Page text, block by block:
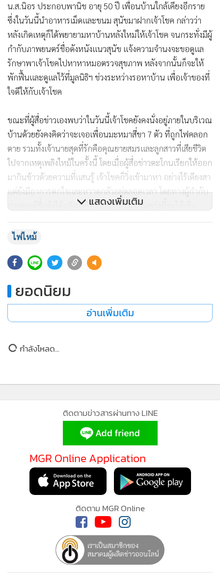
น.ส.นิอร ประกอบพานิช อายุ 50 ปี เพื่อนบ้านใกล้เคียงอีกราย
ซึ่งในวันนี้นำอาหารเม็ดและขนม สุนัขมาฝากเจ้าโชค กล่าวว่า
หลังเกิดเหตุก็ได้พยายามหาบ้านหลังใหม่ให้เจ้าโชค จนกระทั่งมีผู้
กำกับภาพยนตร์ชื่อดังหนังแนวสุนัข แจ้งความจำนงจะขอดูแล
รักษาพาเจ้าโชคไปหาหาหมอตรวจสุขภาพ หลังจากนั้นก็จะให้
พักฟื้นและดูแลไว้ที่มูลนิธิฯ ช่วงระหว่างรอหาบ้าน เพื่อเจ้าของที่
ใจดีให้กับเจ้าโชค
ขณะที่ผู้สื่อข่าวเองพบว่าในวันนี้เจ้าโชคยังคงนั่งอยู่ภายในบริเวณ
บ้านด้วยยังคงคิดว่าจะเจอเพื่อนมะหมาสี่ขา 7 ตัว ที่ถูกไฟคลอก
ตาย รวมทั้งเจ้านายสุดที่รักคือคุณยายสมรและลูกสาวที่เสียชีวิต
ไปจากเหตุเพลิงไหม้ในครั้งนี้ โดยเมื่อผู้สื่อข่าวตะโกนเรียกให้ออก
มากินข้าวด้วยความที่แสนรู้ เจ้าโชคก็วิ่งเข้ามาหา อย่างไร้เดียงสา
แต่ยังมีอาการตกใจและหวาดกลัวอยู่ตลอดเวลา โดยทางผู้กำกับ
ภาพยนต์ชื่อดังได้แจ้งมายังน.ส.นิอร ว่าในวันพรุ่งนี้จะให้เจ้า
หน้าที่อาสามาพาตัวเจ้าโชคไปตรวจรักษาสุขภาพที่โรงพยาบาล
สัตว์ศรีนครินทร์ หากมีสุขภาพร่างกายที่แข็งแรงไม่มีอะไรที่น่า
แสดงเพิ่มเติม
ไฟไหม้
ยอดนิยม
อ่านเพิ่มเติม
กำลังโหลด...
ติดตามข่าวสารผ่านทาง LINE
MGR Online Application
ติดตาม MGR Online